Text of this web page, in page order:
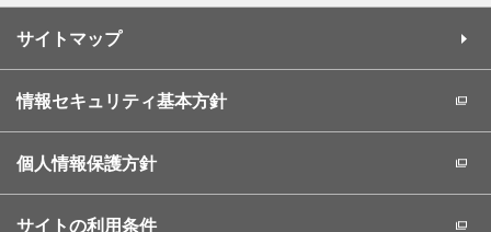
サイトマップ
情報セキュリティ基本方針
個人情報保護方針
サイトの利用条件